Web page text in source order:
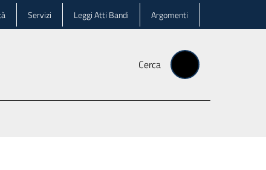
Servizi Leggi Atti Bandi Argomenti
Cerca